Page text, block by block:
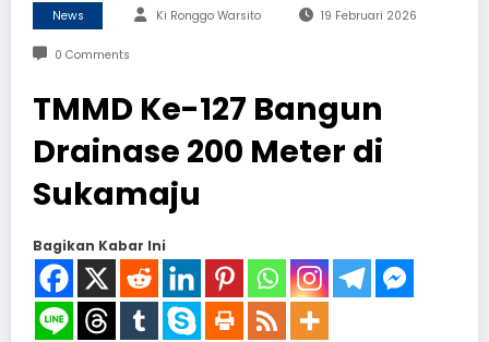
News Ki Ronggo Warsito 19 Februari 2026
0 Comments
TMMD Ke-127 Bangun
Drainase 200 Meter di
Sukamaju
Bagikan Kabar Ini